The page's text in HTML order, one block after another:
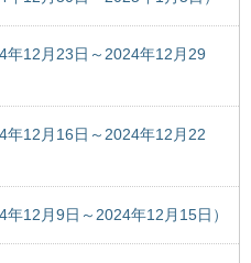
年12月23日～2024年12月29
年12月16日～2024年12月22
12月9日～2024年12月15日）